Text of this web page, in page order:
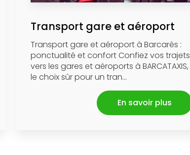
Transport gare et aéroport
Transport gare et aéroport à Barcarès :
ponctualité et confort Confiez vos trajets
vers les gares et aéroports à BARCATAXIS,
le choix sûr pour un tran...
En savoir plus